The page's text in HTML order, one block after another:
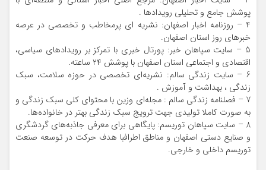
پوشش جامع و تحلیلی رویدادها .
4 – روزنامه اخبار اصفهان: نشریه ای پرمخاطب و تخصصی در عرصه
خبرهای روز استان اصفهان.
5 – سایت سپاهان خبر: پورتال خبری با تمرکز بر رویدادهای سیاسی،
اقتصادی و اجتماعی استان اصفهان با پوشش ۲۴ ساعته.
6 – سایت زندگی سالم: نشریه‌ای تخصصی در حوزه سلامت، سبک
زندگی ، بهداشت و آموزش .
7 – فصلنامه زندگی سالم : مجله‌ای وزین با محتوای کلی سبک زندگی و
به صورت کاملا تولیدی جهت ترویج سبک زندگی بهتر در خانواده‌ها.
8 – سایت سپاهان توریسم: پایگاهی برای معرفی جاذبه‌های گردشگری
و صنایع دستی اصفهان و مناطق اطرافبا هدف حرکت در توسعه صنعت
توریسم داخلی و خارجی.